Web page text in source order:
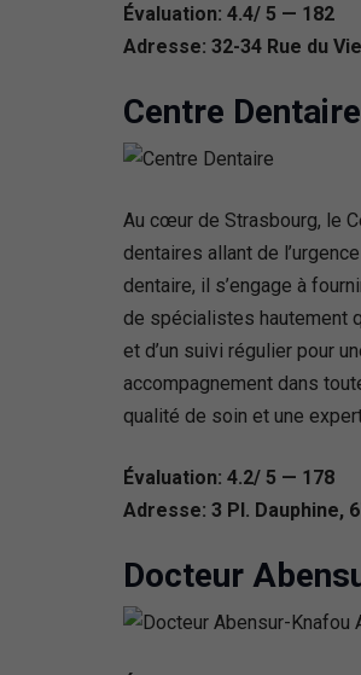
Évaluation: 4.4/ 5 — 182
Adresse: 32-34 Rue du
Centre Dentaire
Au cœur de Strasbourg, le
dentaires allant de
dentaire, il s’engage à
de spécialistes hautement
et d’un suivi régulier pour
accompagnement dans
qualité de soin et une
Évaluation: 4.2/ 5 — 178
Adresse: 3 Pl. Dauphine,
Docteur